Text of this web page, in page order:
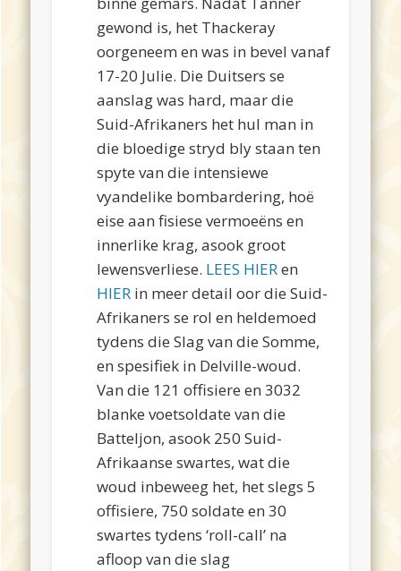
gewond is, het Thackeray
oorgeneem en was in bevel vanaf
17-20 Julie. Die Duitsers se
aanslag was hard, maar die
Suid-Afrikaners het hul man in
die bloedige stryd bly staan ten
spyte van die intensiewe
vyandelike bombardering, hoë
eise aan fisiese vermoeëns en
innerlike krag, asook groot
lewensverliese. LEES HIERen
HIER in meer detail oor die Suid-
Afrikaners se rol en heldemoed
tydens die Slag van die Somme,
en spesifiek in Delville-woud.
Van die 121 offisiere en 3032
blanke voetsoldate van die
Batteljon, asook 250 Suid-
Afrikaanse swartes, wat die
woud inbeweeg het, het slegs 5
offisiere, 750 soldate en 30
swartes tydens ‘roll-call’ na
afloop van die slag